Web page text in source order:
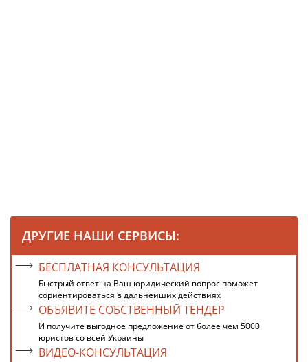
ДРУГИЕ НАШИ СЕРВИСЫ:
БЕСПЛАТНАЯ КОНСУЛЬТАЦИЯ
Быстрый ответ на Ваш юридический вопрос поможет
сориентироваться в дальнейших действиях
ОБЪЯВИТЕ СОБСТВЕННЫЙ ТЕНДЕР
И получите выгодное предложение от более чем 5000
юристов со всей Украины
ВИДЕО-КОНСУЛЬТАЦИЯ